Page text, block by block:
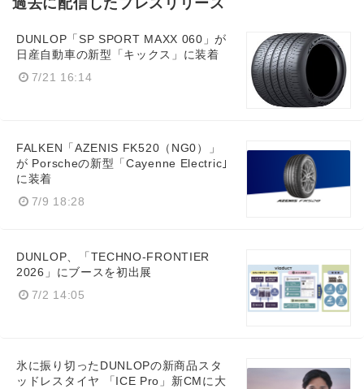
過去に配信したプレスリリース
DUNLOP「SP SPORT MAXX 060」が
日産自動車の新型「キックス」に装着
7/21 16:14
FALKEN「AZENIS FK520（NG0）」
が Porscheの新型「Cayenne Electric｣
に装着
7/9 18:28
DUNLOP、「TECHNO-FRONTIER
2026」にブースを初出展
7/2 14:05
氷に振り切ったDUNLOPの新商品スタ
ッドレスタイヤ 「ICE Pro」新CMに大